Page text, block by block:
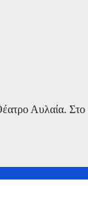
Αυλαία. Στο